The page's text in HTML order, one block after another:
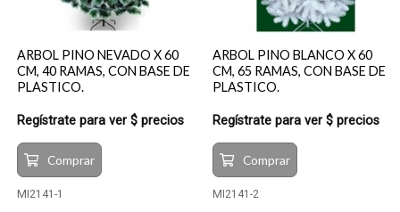
ARBOL PINO NEVADO X 60
CM, 40 RAMAS, CON BASE DE
PLASTICO.
Regístrate para ver $ precios
Comprar
MI2141-1
ARBOL PINO BLANCO X 60
CM, 65 RAMAS, CON BASE DE
PLASTICO.
Regístrate para ver $ precios
Comprar
MI2141-2